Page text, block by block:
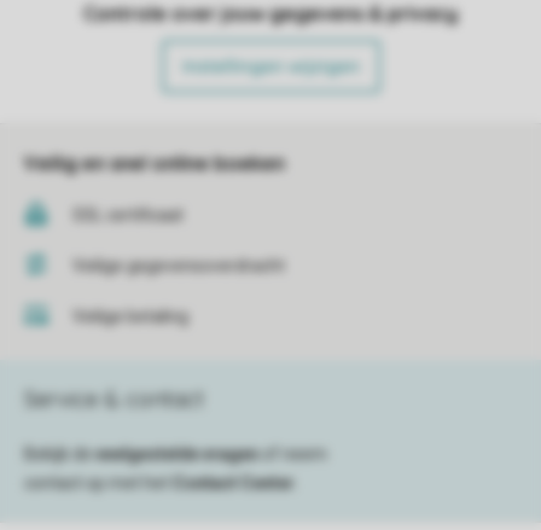
Controle over jouw gegevens & privacy
Instellingen wijzigen
Veilig en snel online boeken
SSL certificaat
Veilige gegevensoverdracht
Veilige betaling
Service & contact
Bekijk de veelgestelde vragen
of neem
contact op met het
Contact Center